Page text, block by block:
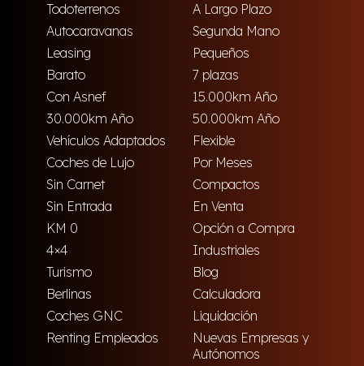
Todoterrenos
A Largo Plazo
Autocaravanas
Segunda Mano
Leasing
Pequeños
Barato
7 plazas
Con Asnef
15.000km Año
30.000km Año
50.000km Año
Vehículos Adaptados
Flexible
Coches de Lujo
Por Meses
Sin Carnet
Compactos
Sin Entrada
En Venta
KM 0
Opción a Compra
4×4
Industriales
Turismo
Blog
Berlinas
Calculadora
Coches GNC
Liquidación
Renting Empleados
Nuevas Empresas y
Autónomos